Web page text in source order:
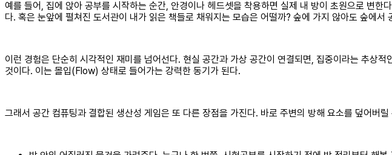
예를 들어, 집에 앉아 공부를 시작하는 순간, 안경이나 헤드셋을 착용하면 실제 내 방이 초원으로 변
다. 혹은 눈앞에 펼쳐진 도서관이 내가 읽은 책들로 채워지는 모습은 어떨까? 숲에 가지 않아도 숲에
이런 경험은 단순히 시각적인 재미를 넘어선다. 현실 공간과 가상 공간이 연결되면, 집중이라는 추상
것이다. 이는 몰입(Flow) 상태로 들어가는 강력한 동기가 된다.
그래서 공간 컴퓨팅과 결합된 생산성 게임은 또 다른 장점을 가진다. 바로 주변의 방해 요소를 덮어버릴